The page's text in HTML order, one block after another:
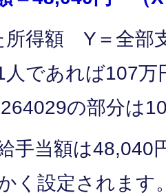
所得額 Y＝全部
人であれば107万
の部分は
手当額は48,040
く設定されます